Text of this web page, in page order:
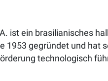
ist ein brasilianisches
1953 gegründet und hat
technologisch